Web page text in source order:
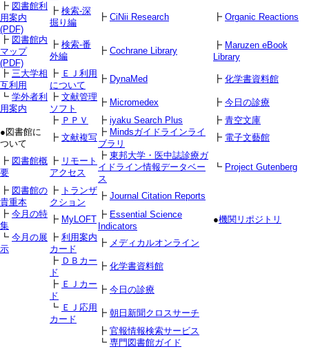
┣ 図書館利
用案内
(PDF)
┣ 検索-深
掘り編
┣ CiNii Research ┣ Organic Reactions
┣ 図書館内
マップ
(PDF)
┣ 検索-番
外編
┣ Cochrane Library
┣ Maruzen eBook
Library
┣ 三大学相
互利用
┣ ＥＪ利用
について
┣ DynaMed ┣ 化学書資料館
┗ 学外者利
用案内
┣ 文献管理
ソフト
┣ Micromedex ┣ 今日の診療
┣ ＰＰＶ ┣ iyaku Search Plus ┣ 青空文庫
●図書館に
ついて
┣ 文献複写
┣ Mindsガイドラインライ
ブラリ
┣ 電子文藝館
┣ 図書館概
要
┣ リモート
アクセス
┣ 東邦大学・医中誌診療ガ
イドライン情報データベー
ス
┗ Project Gutenberg
┣ 図書館の
貴重本
┣ トランザ
クション
┣ Journal Citation Reports
┣ 今月の特
集
┣ MyLOFT ┣ Essential Science
Indicators
●機関リポジトリ
┗ 今月の展
示
┣ 利用案内
カード
┣ メディカルオンライン
┣ ＤＢカー
ド
┣ 化学書資料館
┣ ＥＪカー
ド
┣ 今日の診療
┗ ＥＪ応用
カード
┣ 朝日新聞クロスサーチ
┣ 官報情報検索サービス
┗ 専門図書館ガイド